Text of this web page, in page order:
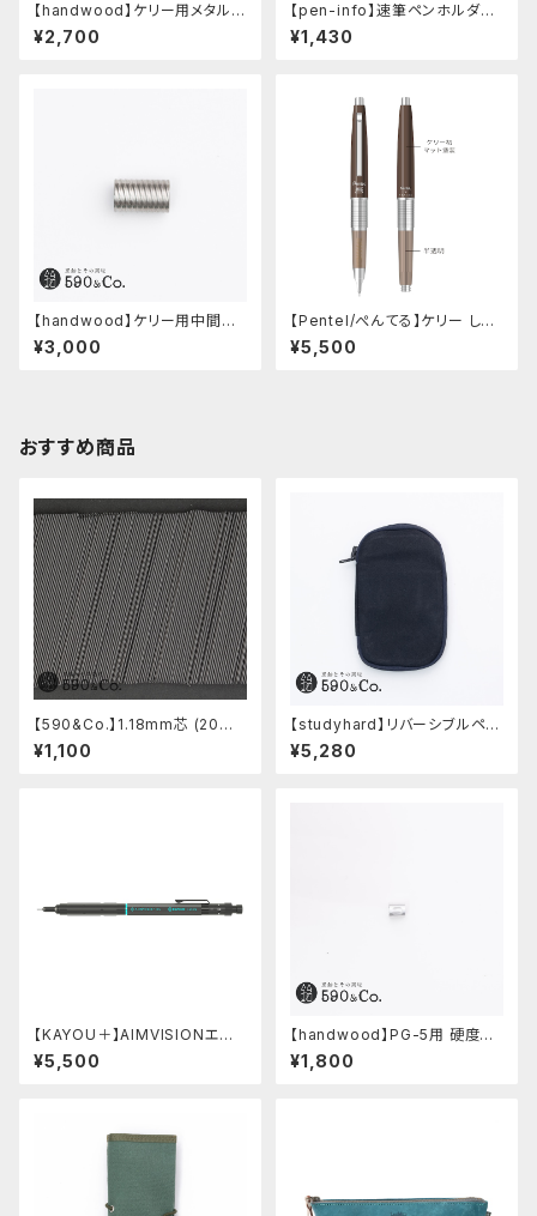
【handwood】ケリー用メタルグ
¥2,700
【pen-info】速筆ペンホルダー
590&Co.別注色 (アクアブル
ー)
¥1,430
【handwood】ケリー用中間パ
ーツ/カスタムグリップ (多条/ス
テンレス)
¥3,000
【Pentel/ぺんてる】ケリー しー
さーコラボ限定カラー
¥5,500
おすすめ商品
【590&Co.】1.18mm芯 (20本
入り)
¥1,100
【studyhard】リバーシブルペン
ケース (ブラック)
¥5,280
【KAYOU＋】AIMVISIONエイ
ムビジョン (ストーンブラック)
¥5,500
【handwood】PG-5用 硬度表
示窓 (超超ジュラルミン/楕円)
¥1,800